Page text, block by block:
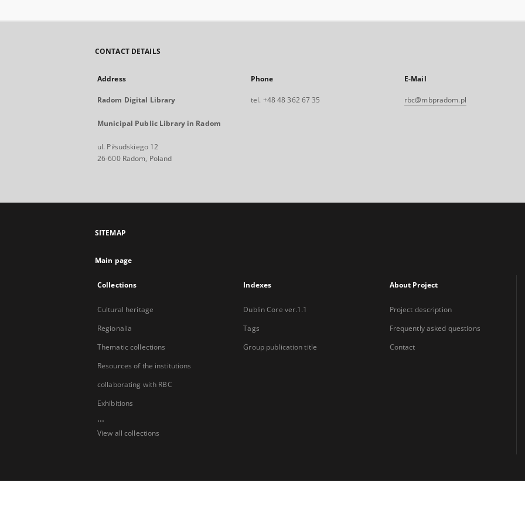
CONTACT DETAILS
Address
Radom Digital Library
Municipal Public Library in Radom
ul. Piłsudskiego 12
26-600 Radom, Poland
Phone
tel. +48 48 362 67 35
E-Mail
rbc@mbpradom.pl
SITEMAP
Main page
Collections
Cultural heritage
Regionalia
Thematic collections
Resources of the institutions
collaborating with RBC
Exhibitions
...
View all collections
Indexes
Dublin Core ver.1.1
Tags
Group publication title
About Project
Project description
Frequently asked questions
Contact